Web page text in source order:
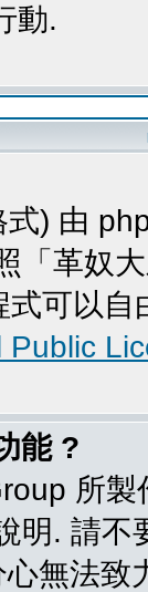
動.
) 由
「革奴
可以
Public
能 ?
所
明. 請
無法